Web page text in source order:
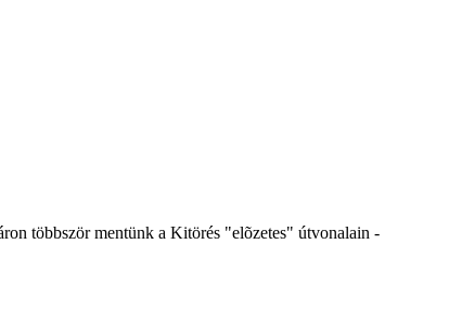
többször mentünk a Kitörés "elõzetes" útvonalain -